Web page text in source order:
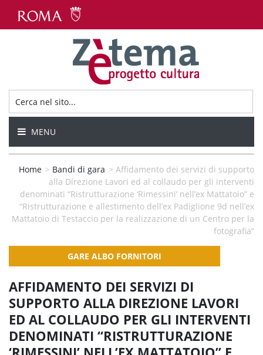
MENU
Home > Bandi di gara > Affidamento dei servizi di supporto
alla Direzione Lavori ed al collaudo per gli interventi
denominati “Ristrutturazione ‘Rimessini’ nell’ex Mattatoio” e
“Ristrutturazione e allestimento dell’ex Padiglione 9d nell’ex
Mattatoio di Testaccio per la realizzazione di un Centro per la
fotografia”
GARE ALBO FORNITORI
AFFIDAMENTO DEI SERVIZI DI
SUPPORTO ALLA DIREZIONE LAVORI
ED AL COLLAUDO PER GLI INTERVENTI
DENOMINATI “RISTRUTTURAZIONE